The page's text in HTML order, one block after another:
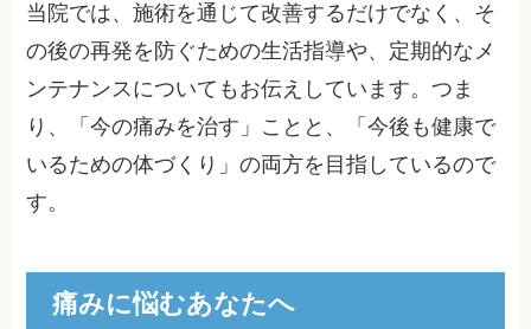
当院では、施術を通じて改善するだけでなく、そ
の後の再発を防ぐための生活指導や、定期的なメ
ンテナンスについてもお伝えしています。つま
り、「今の痛みを治す」ことと、「今後も健康で
いるための体づくり」の両方を目指しているので
す。
痛みに悩むあなたへ